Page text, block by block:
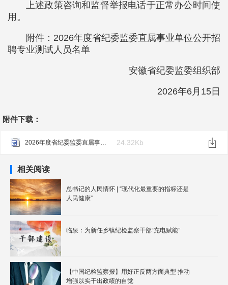
上述政策咨询和监督举报电话于正常办公时间使
用。
附件：2026年度省纪委监委直属事业单位公开招
聘专业测试人员名单
安徽省纪委监委组织部
2026年6月15日
附件下载：
2026年度省纪委监委直属事业单位公开招聘专业测试人员名单.docx 24.32Kb
相关阅读
总书记的人民情怀 | “现代化最重要的指标还是
人民健康”
临泉：为新任乡镇纪检监察干部“充电赋能”
【中国纪检监察报】用好正反两方面典型 推动
增强以实干出政绩的自觉